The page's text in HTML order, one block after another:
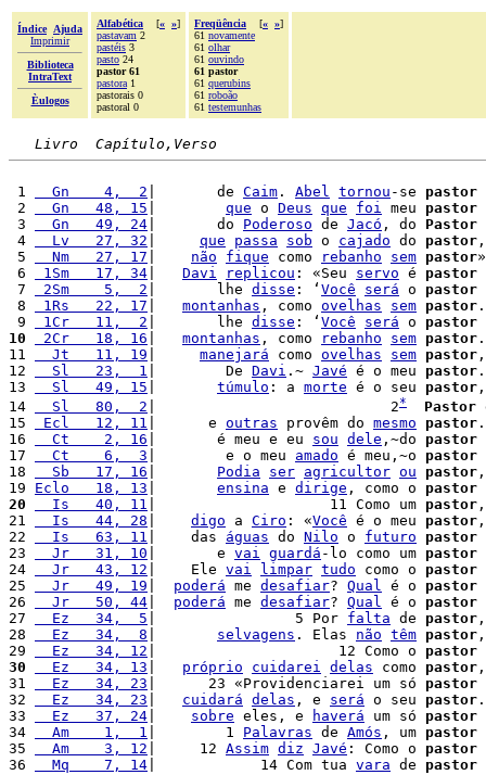
Índice
Ajuda
Imprimir
Biblioteca
IntraText
Èulogos
Alfabética [« »]
pastavam 2
pastéis 3
pasto 24
pastor 61
pastora 1
pastorais 0
pastoral 0
Freqüência [« »]
61 novamente
61 olhar
61 ouvindo
61 pastor
61 querubins
61 roboão
61 testemunhas
Livro  Capítulo,Verso
1
  Gn    4,  2
|       de Caim . Abel tornou -se pastor
2
  Gn   48, 15
que o Deus que foi meu pastor
3
  Gn   49, 24
|       do Poderoso de Jacó , do Pastor
4
  Lv   27, 32
que passa sob o cajado do pastor
5
  Nm   27, 17
não fique como rebanho sem pastor
6
1Sm   17, 34 Davi replicou : «Seu servo é pastor
7
2Sm    5,  2 |       lhe disse : ‘ Você será o pastor
8
1Rs   22, 17 montanhas , como ovelhas sem pastor
9
1Cr   11,  2 |       lhe disse : ‘ Você será o pastor
10
2Cr   18, 16 montanhas , como rebanho sem pastor
11
  Jt   11, 19
manejará como ovelhas sem pastor
12
  Sl   23,  1
|        De Davi .~ Javé é o meu pastor
13
  Sl   49, 15
túmulo : a morte é o seu pastor
14
  Sl   80,  2
|                           2* Pastor
15
Ecl   12, 11 |      e outras provêm do mesmo pastor
16
  Ct    2, 16
|       é meu e eu sou dele ,~do pastor
17
  Ct    6,  3
|        e o meu amado é meu,~o pastor
18
  Sb   17, 16
Podia ser agricultor ou pastor
19 Eclo   18, 13 ensina e dirige , como o pastor
20
  Is   40, 11
|                    11 Como um pastor
21
  Is   44, 28
digo a Ciro : «Você é o meu pastor
22
  Is   63, 11
|    das águas do Nilo o futuro pastor
23
  Jr   31, 10
|       e vai guardá -lo como um pastor
24
  Jr   43, 12
|    Ele vai limpar tudo como o pastor
25
  Jr   49, 19
poderá me desafiar? Qual é o pastor
26
  Jr   50, 44
poderá me desafiar? Qual é o pastor
27
  Ez   34,  5
|                5 Por falta de pastor
28
  Ez   34,  8
selvagens . Elas não têm pastor
29
  Ez   34, 12
|                     12 Como o pastor
30
  Ez   34, 13
próprio cuidarei delas como pastor
31
  Ez   34, 23
|      23 «Providenciarei um só pastor
32
  Ez   34, 23
cuidará delas , e será o seu pastor .
33
  Ez   37, 24
sobre eles, e haverá um só pastor
34
  Am    1,  1
|        1 Palavras de Amós , um pastor
35
  Am    3, 12
|     12 Assim diz Javé : Como o pastor
36
  Mq    7, 14
|            14 Com tua vara de pastor